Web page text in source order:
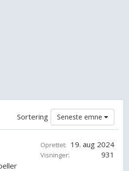
Seneste emne
Sortering
Oprettet: 19. aug 2024
Visninger: 931